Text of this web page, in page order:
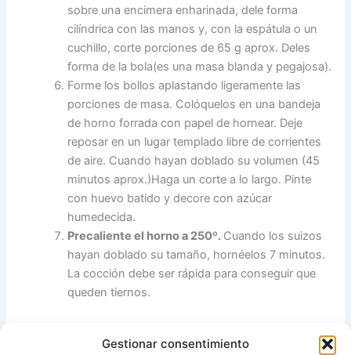
Gestionar consentimiento
sobre una encimera enharinada, dele forma
cilíndrica con las manos y, con la espátula o un
cuchillo, corte porciones de 65 g aprox. Deles
forma de la bola(es una masa blanda y pegajosa).
Forme los bollos aplastando ligeramente las
porciones de masa. Colóquelos en una bandeja
de horno forrada con papel de hornear. Deje
reposar en un lugar templado libre de corrientes
de aire. Cuando hayan doblado su volumen (45
minutos aprox.)Haga un corte a lo largo. Pinte
con huevo batido y decore con azúcar
humedecida.
Precaliente el horno a 250º. Cuando los suizos
hayan doblado su tamaño, hornéelos 7 minutos.
La cocción debe ser rápida para conseguir que
queden tiernos.
tomando porciones de 25 g sin cortar ni azucarar,